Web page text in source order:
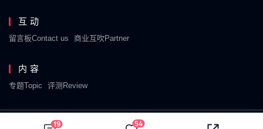
19 54
互动
留言板Contact us 商业互吹Partner
内容
专题Topic 评测Review
Copyright © 2018-2026 . Designed by 粤ICP备2021062446号